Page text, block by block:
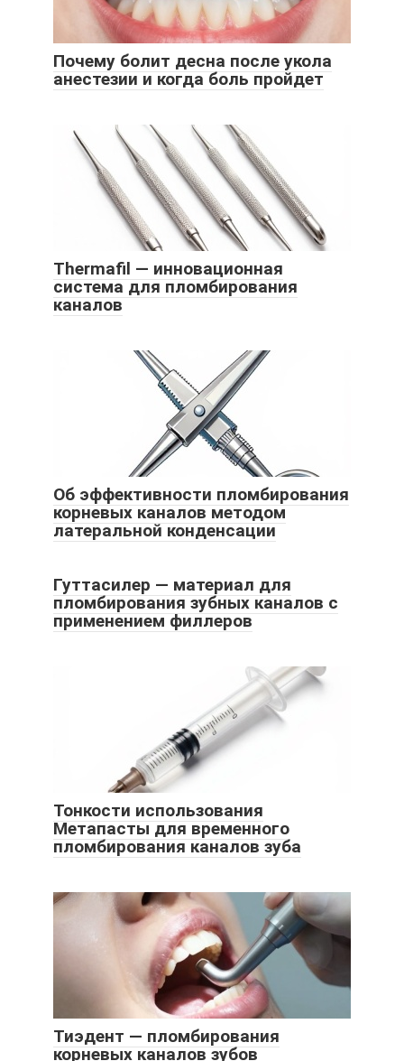
Почему болит десна после укола
анестезии и когда боль пройдет
Thermafil — инновационная
система для пломбирования
каналов
Об эффективности пломбирования
корневых каналов методом
латеральной конденсации
Гуттасилер — материал для
пломбирования зубных каналов с
применением филлеров
Тонкости использования
Метапасты для временного
пломбирования каналов зуба
Тиэдент — пломбирования
корневых каналов зубов